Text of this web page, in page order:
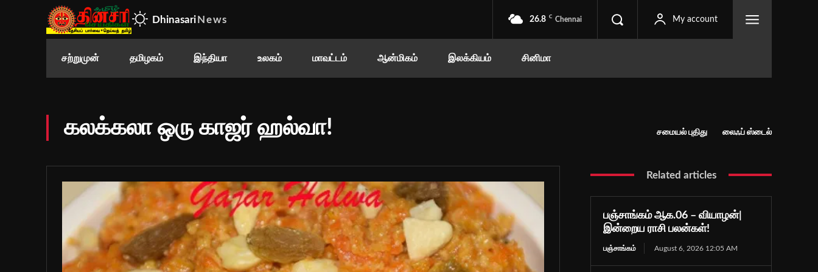
Dhinasari News 26.8 C Chennai My account
சற்றுமுன் தமிழகம் இந்தியா உலகம் மாவட்டம் ஆன்மிகம் இலக்கியம் சினிமா
கலக்கலா ஒரு காஜர் ஹல்வா! சமையல் புதிது லைஃப் ஸ்டைல்
Related articles
பஞ்சாங்கம் ஆக.06 – வியாழன்|
இன்றைய ராசி பலன்கள்!
பஞ்சாங்கம் August 6, 2026 12:05 AM